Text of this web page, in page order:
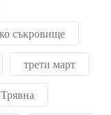
съкровище
трети март
Трявна